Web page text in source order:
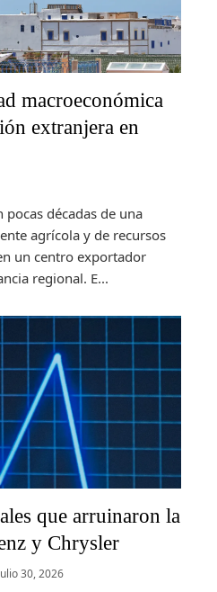
macroeconómica
extranjera en
décadas de una
agrícola y de recursos
un centro exportador
regional. E...
que arruinaron la
y Chrysler
30, 2026